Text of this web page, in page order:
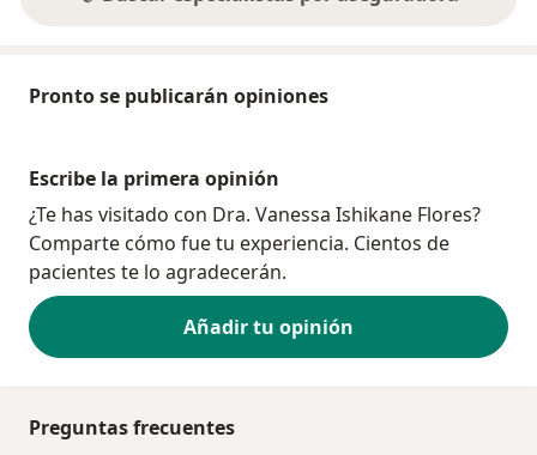
Pronto se publicarán opiniones
Escribe la primera opinión
¿Te has visitado con Dra. Vanessa Ishikane Flores?
Comparte cómo fue tu experiencia. Cientos de
pacientes te lo agradecerán.
Añadir tu opinión
Preguntas frecuentes